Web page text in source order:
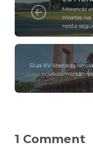
Merenda
mortes na
nesta
Rua XV liberada no
novo comando na
1 Comment